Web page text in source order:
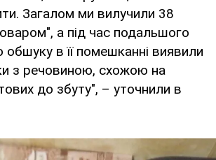
Загалом ми вилучили 38
а під час подальшого
обшуку в її помешканні виявили
з речовиною, схожою на
до збуту", – уточнили в